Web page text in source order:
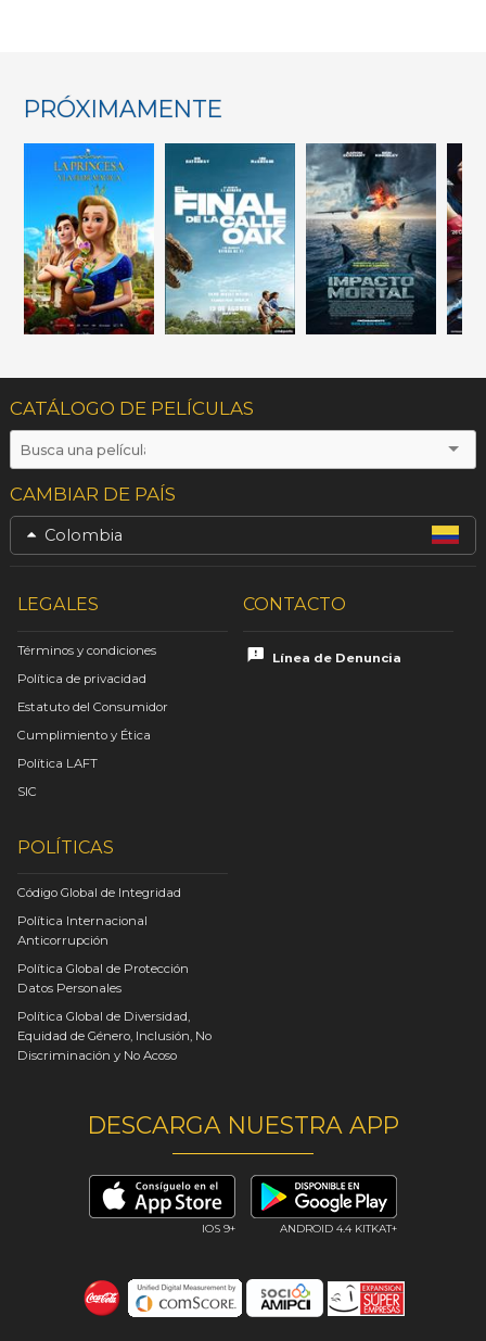
PRÓXIMAMENTE
CATÁLOGO DE PELÍCULAS
CAMBIAR DE PAÍS
Colombia
LEGALES
Términos y condiciones
Política de privacidad
Estatuto del Consumidor
Cumplimiento y Ética
Política LAFT
SIC
CONTACTO
Línea de Denuncia
POLÍTICAS
Código Global de Integridad
Política Internacional
Anticorrupción
Política Global de Protección
Datos Personales
Política Global de Diversidad,
Equidad de Género, Inclusión, No
Discriminación y No Acoso
DESCARGA NUESTRA APP